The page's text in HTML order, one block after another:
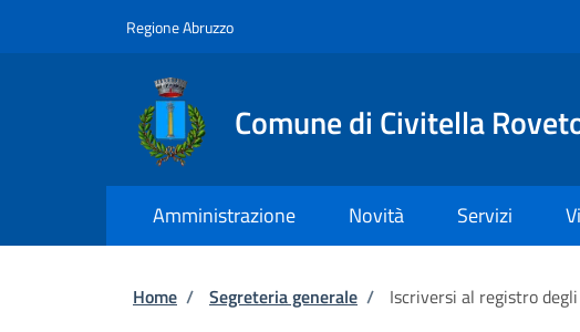
Regione Abruzzo
Comune di Civitella
Amministrazione Novità Servizi
Briciole di pane
Home / Segreteria generale / Iscriversi al registro